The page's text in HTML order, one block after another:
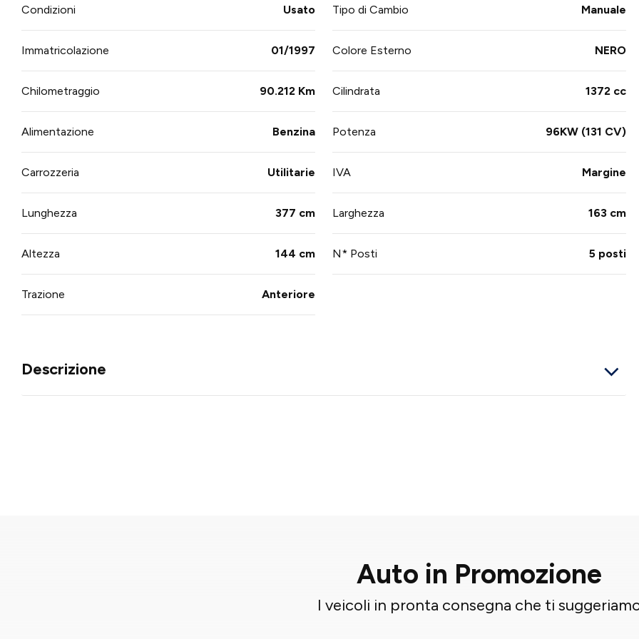
Condizioni Usato Tipo di Cambio Manuale
Immatricolazione 01/1997 Colore Esterno NERO
Chilometraggio 90.212 Km Cilindrata 1372 cc
Alimentazione Benzina Potenza 96KW (131 CV)
Carrozzeria Utilitarie IVA Margine
Lunghezza 377 cm Larghezza 163 cm
Altezza 144 cm N* Posti 5 posti
Trazione Anteriore
Descrizione
Auto in Promozione
I veicoli in pronta consegna che ti